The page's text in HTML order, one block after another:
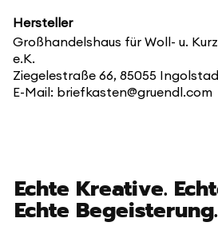
Hersteller
Großhandelshaus für Woll- u.
e.K.
Ziegelestraße 66, 85055
E-Mail: briefkasten@gruendl.com
Echte Kreative.
Echte Begeisterung.